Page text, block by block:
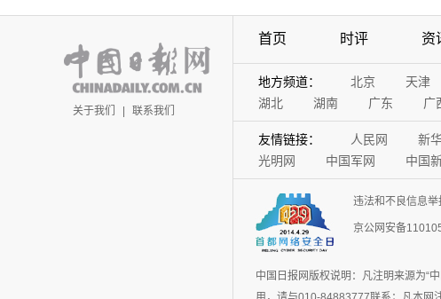
关于我们 | 联系我们
首页 时评 资
地方频道： 北京 天津
湖北
湖南 广东 广
友情链接： 人民网 新
光明网
中国军网 中国
违法和不良信息举
京公网安备
中国日报网版权说明：凡注明来源为“